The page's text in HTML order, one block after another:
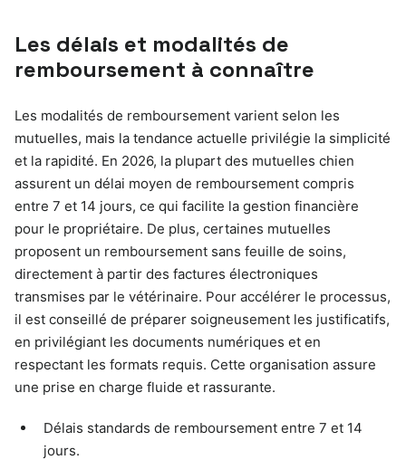
Les délais et modalités de
remboursement à connaître
Les modalités de remboursement varient selon les
mutuelles, mais la tendance actuelle privilégie la simplicité
et la rapidité. En 2026, la plupart des mutuelles chien
assurent un délai moyen de remboursement compris
entre 7 et 14 jours, ce qui facilite la gestion financière
pour le propriétaire. De plus, certaines mutuelles
proposent un remboursement sans feuille de soins,
directement à partir des factures électroniques
transmises par le vétérinaire. Pour accélérer le processus,
il est conseillé de préparer soigneusement les justificatifs,
en privilégiant les documents numériques et en
respectant les formats requis. Cette organisation assure
une prise en charge fluide et rassurante.
Délais standards de remboursement entre 7 et 14
jours.